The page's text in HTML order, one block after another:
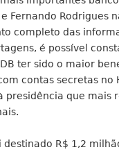
Fernando Rodrigues
completo das
é possível
ter sido o maior
contas secretas no
que mais
R$ 1,2